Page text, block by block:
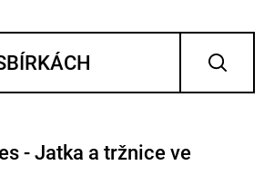
- Jatka a tržnice ve